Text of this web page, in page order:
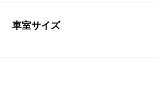
車室サイズ